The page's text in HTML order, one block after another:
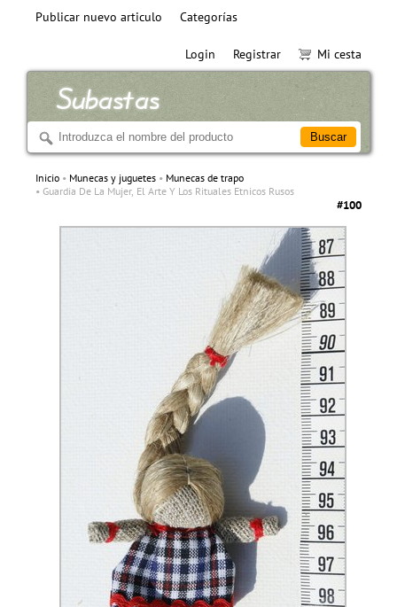
Publicar nuevo articulo Categorías
Login Registrar Mi cesta
Inicio Munecas y juguetes
Munecas de trapo
Guardia De La Mujer, El Arte Y Los Rituales Etnicos Rusos
#100